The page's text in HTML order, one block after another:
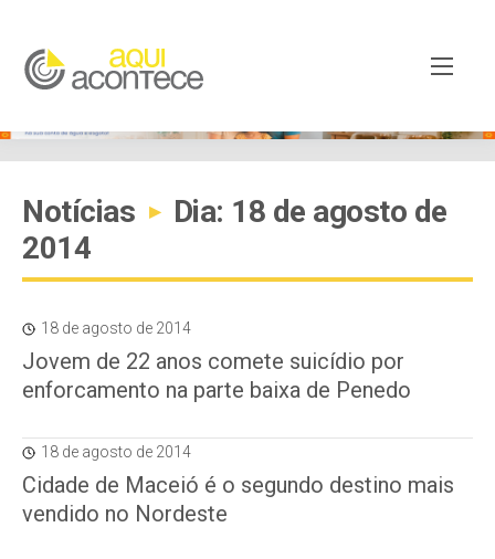
Notícias ▸
Dia: 18 de agosto de
2014
18 de agosto de 2014
Jovem de 22 anos comete suicídio por
enforcamento na parte baixa de Penedo
18 de agosto de 2014
Cidade de Maceió é o segundo destino mais
vendido no Nordeste